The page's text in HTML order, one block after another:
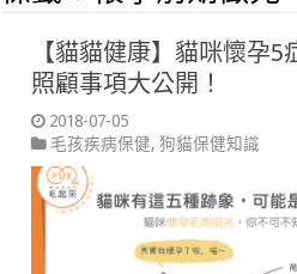
【貓貓健康】貓咪懷孕5
照顧事項大公開！
2018-07-05
毛孩疾病保健, 狗貓保健知識